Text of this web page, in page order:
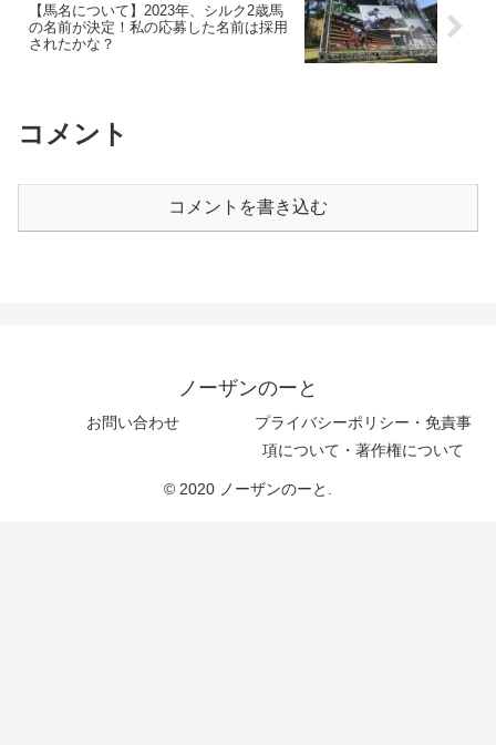
【馬名について】2023年、シルク2歳馬
の名前が決定！私の応募した名前は採用
されたかな？
コメント
コメントを書き込む
ノーザンのーと
お問い合わせ
プライバシーポリシー・免責事
項について・著作権について
© 2020 ノーザンのーと.